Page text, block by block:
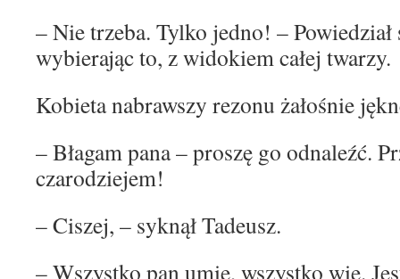
– Nie trzeba. Tylko jedno! – Powiedział
wybierając to, z widokiem całej twarzy.
Kobieta nabrawszy rezonu żałośnie
– Błagam pana – proszę go odnaleźć.
czarodziejem!
– Ciszej, – syknął Tadeusz.
– Wszystko pan umie, wszystko wie.